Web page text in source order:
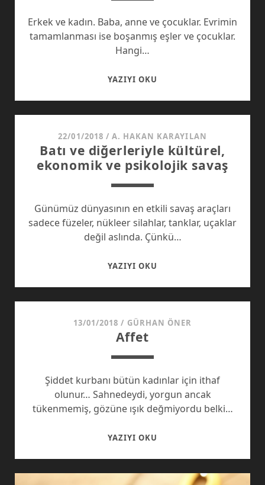
Erkek ve kadın. Baba, anne ve çocuklar. Evrimin
tamamlanması ise boşanmış eşler ve çocuklar.
Hangi…
YAZIYI OKU
22/01/2018 / A. HAKAN KARAYILAN
Batı ve diğerleriyle kültürel,
ekonomik ve psikolojik savaş
Günümüz dünyasının en etkili savaş araçları
sadece füzeler, nükleer silahlar, tanklar, uçaklar
değil aslında. Çünkü…
YAZIYI OKU
EKONOMIK
13/01/2018 / GÜRHAN ÖNER
Affet
Şiddet kurbanı bütün kadınlar için ithaf
olunur… Sahnedeydi, yorgun ancak
tükenmemiş, gözüne ışık değmiyordu belki…
YAZIYI OKU